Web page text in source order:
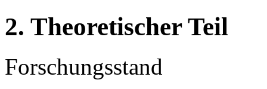
2. Theoretischer Teil
Forschungsstand